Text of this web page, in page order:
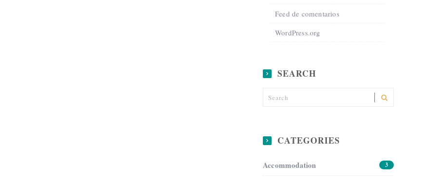
Feed de comentarios
WordPress.org
SEARCH
CATEGORIES
Accommodation 3